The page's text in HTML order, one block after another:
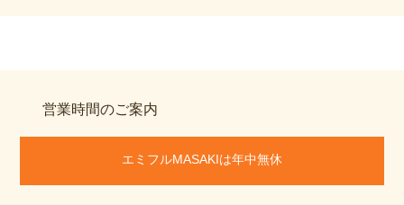
営業時間のご案内
エミフルMASAKIは年中無休